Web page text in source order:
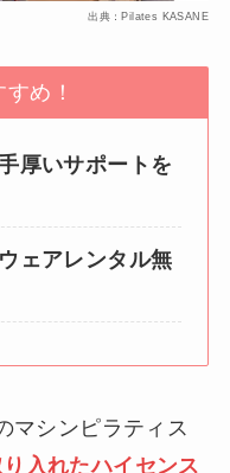
出典：Pilates KASANE
め！
厚いサポートを
ェアレンタル無
マシンピラティス
入れたハイセンス